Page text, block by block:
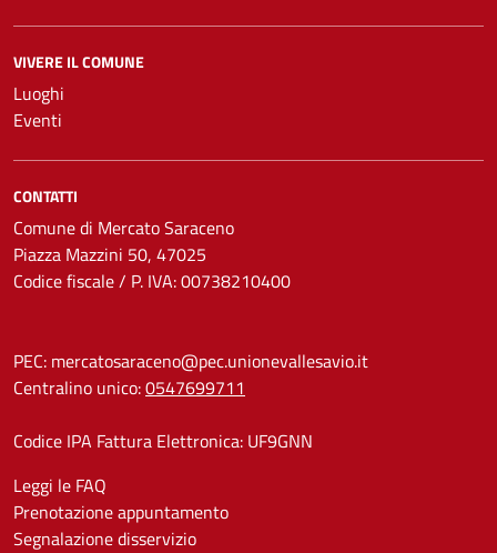
VIVERE IL COMUNE
Luoghi
Eventi
CONTATTI
Comune di Mercato Saraceno
Piazza Mazzini 50, 47025
Codice fiscale / P. IVA: 00738210400
PEC: mercatosaraceno@pec.unionevallesavio.it
Centralino unico:0547699711
Codice IPA Fattura Elettronica: UF9GNN
Leggi le FAQ
Prenotazione appuntamento
Segnalazione disservizio